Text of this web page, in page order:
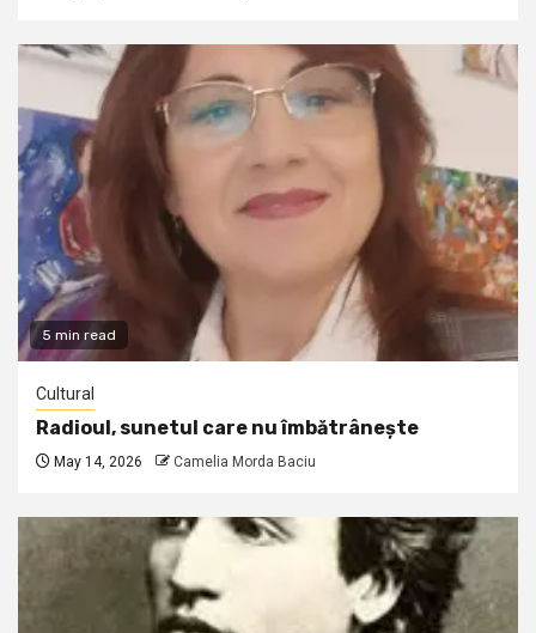
5 min read
Cultural
Radioul, sunetul care nu îmbătrânește
May 14, 2026 Camelia Morda Baciu